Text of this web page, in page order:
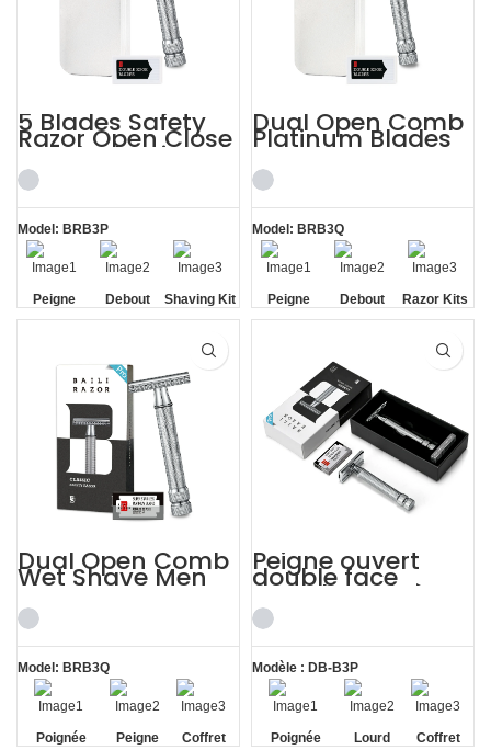
5 Blades Safety
Razor Open Close
Comb Shaving Kit
for Men
Model: BRB3P
Peigne
ouvert et
Debout
sans base
Shaving Kit
for Men
Dual Open Comb
Platinum Blades
Metal Case Razor
Kits
Model: BRB3Q
Peigne
double
Debout
sans base
Razor Kits
Dual Open Comb
Wet Shave Men
Shaving Kit
Model: BRB3Q
Poignée
Peigne
Coffret
Peigne ouvert
double face
grand rasoir à
barbe lourd
magnifiquement
kit de rasage
Modèle : DB-B3P
Poignée
Lourd
Coffret